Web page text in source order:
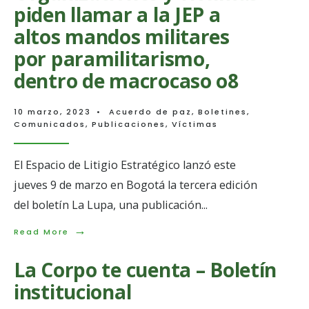
piden llamar a la JEP a
altos mandos militares
por paramilitarismo,
dentro de macrocaso o8
10 marzo, 2023 • Acuerdo de paz, Boletines,
Comunicados, Publicaciones, Víctimas
El Espacio de Litigio Estratégico lanzó este
jueves 9 de marzo en Bogotá la tercera edición
del boletín La Lupa, una publicación...
Read More →
Read
y
víctimas
piden
La Corpo te cuenta – Boletín
institucional